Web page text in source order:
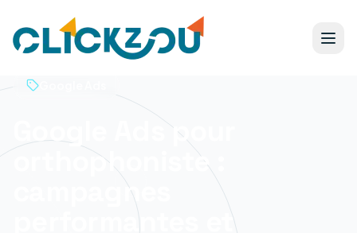
Google Ads pour
orthophoniste :
campagnes
performantes et